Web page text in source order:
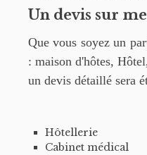
Un devis sur
Que vous soyez un
: maison d'hôtes,
un devis détaillé sera
Hôtellerie
Cabinet médical